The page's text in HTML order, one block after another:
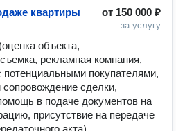
от 150 000 ₽
за услугу
квартиры
объекта,
рекламная компания,
потенциальными покупателями,
сопровождение сделки,
в подаче документов на
присутствие на передаче
акта)